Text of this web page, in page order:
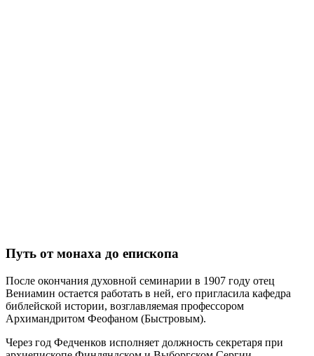
Путь от монаха до епископа
После окончания духовной семинарии в 1907 году отец
Вениамин остается работать в ней, его пригласила кафедра
библейской истории, возглавляемая профессором
Архимандритом Феофаном (Быстровым).
Через год Федченков исполняет должность секретаря при